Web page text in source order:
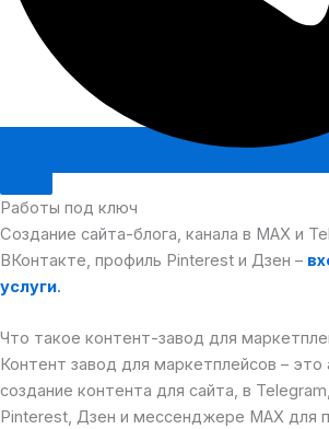
Работы под ключ
Создание сайта-блога, канала в MAX и
ВКонтакте, профиль Pinterest и Дзен –
услуги.
Что такое контент-завод для
Контент завод для маркетплейсов –
создание контента для сайта, в
Pinterest, Дзен и мессенджере MAX для